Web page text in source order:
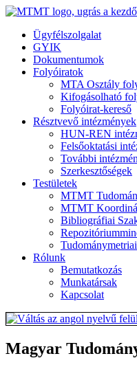
Ügyfélszolgalat
GYIK
Dokumentumok
Folyóiratok
MTA Osztály
Kifogásolható
Folyóirat-kereső
Résztvevő intézmények
HUN-REN
Felsőoktatási
További
Szerkesztőségek
Testületek
MTMT
MTMT
Bibliográfiai
Rólunk
Bemutatkozás
Munkatársak
Kapcsolat
Magyar